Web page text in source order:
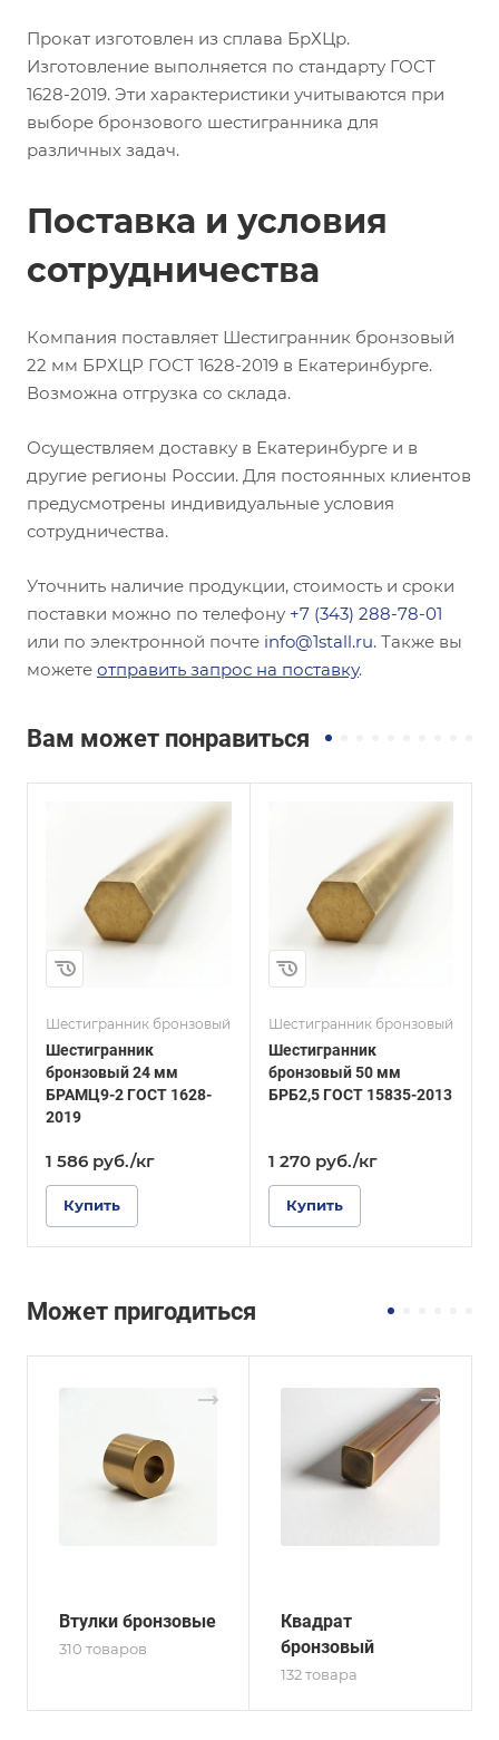
Прокат изготовлен из сплава БрХЦр.
Изготовление выполняется по стандарту ГОСТ
1628-2019. Эти характеристики учитываются при
выборе бронзового шестигранника для
различных задач.
Поставка и условия
сотрудничества
Компания поставляет Шестигранник бронзовый
22 мм БРХЦР ГОСТ 1628-2019 в Екатеринбурге.
Возможна отгрузка со склада.
Осуществляем доставку в Екатеринбурге и в
другие регионы России. Для постоянных клиентов
предусмотрены индивидуальные условия
сотрудничества.
Уточнить наличие продукции, стоимость и сроки
поставки можно по телефону +7 (343) 288-78-01
или по электронной почте info@1stall.ru. Также вы
можете отправить запрос на поставку.
Вам может понравиться
Шестигранник бронзовый
Шестигранник
бронзовый 24 мм
БРАМЦ9-2 ГОСТ 1628-
2019
1 586 руб./кг
Купить
Сплав / Марка стали
БРБ2,5
ГОСТ, ТУ
ГОСТ 15835-2013
Диаметр, мм
50
Шестигранник бронзовый
Шестигранник
бронзовый 50 мм
БРБ2,5 ГОСТ 15835-2013
1 270 руб./кг
Купить
Сплав / Марка стали
БрХ1Цр
ГОСТ, ТУ
ГОСТ 1628-2019
Диаметр, мм
48
Может пригодиться
Втулки бронзовые
310 товаров
Квадрат
бронзовый
132 товара